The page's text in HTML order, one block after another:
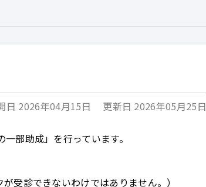
日 2026年04月15日 更新日 2026年05月25日
部助成」を行っています。
受診できないわけではありません。）